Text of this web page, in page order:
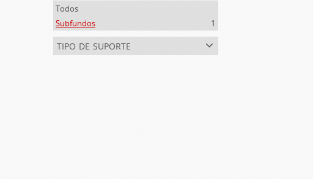
Todos
Subfundos
1
tipo de suporte